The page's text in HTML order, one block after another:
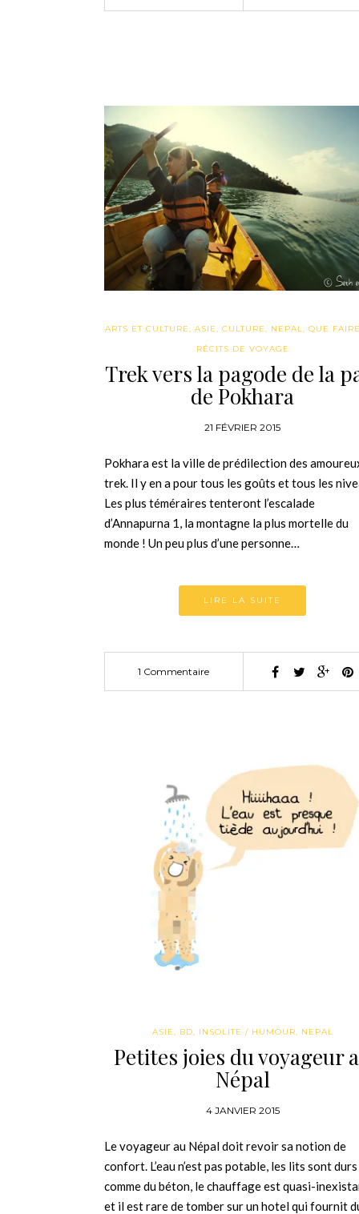
ARTS ET CULTURE, ASIE, CULTURE, NEPAL, QUE
RÉCITS DE VOYAGE
Trek vers la pagode de la
de Pokhara
21 FÉVRIER 2015
Pokhara est la ville de prédilection des
trek. Il y en a pour tous les goûts et tous les
Les plus téméraires tenteront l’escalade
d’Annapurna 1, la montagne la plus mortelle du
monde ! Un peu plus d’une personne…
LIRE LA SUITE
1 Commentaire
ASIE, BD, INSOLITE / HUMOUR, NEPAL
Petites joies du voyageur
Népal
4 JANVIER 2015
Le voyageur au Népal doit revoir sa notion de
confort. L’eau n’est pas potable, les lits sont durs
comme du béton, le chauffage est quasi-
et il est rare de tomber sur un hotel qui fournit